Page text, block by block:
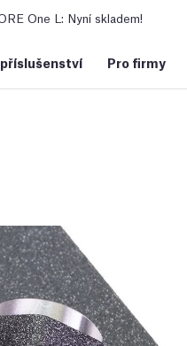
One L: Nyní skladem!
příslušenství Pro firmy